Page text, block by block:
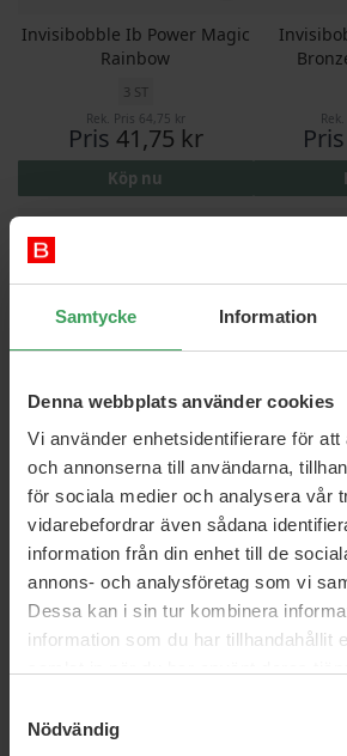
Samtycke Information
Denna webbplats använder cookies
Vi använder enhetsidentifierare för att
och annonserna till användarna,
för sociala medier och analysera vår
vidarebefordrar även sådana
information från din enhet till de
annons- och analysföretag som vi
Dessa kan i sin tur kombinera
information som du har tillhandahållit
Nödvändig
Invisibobble Ib Power Magic
Rainbow
3 ST
Rek. Pris 64,75 kr
Pris 41,75 kr
Köp nu
Pris
Sibel Spiradelic - Blue (U) -
Art 660054400
3 ST
Pris21,75 kr
Köp nu
Sibel
Pris
38% 38%